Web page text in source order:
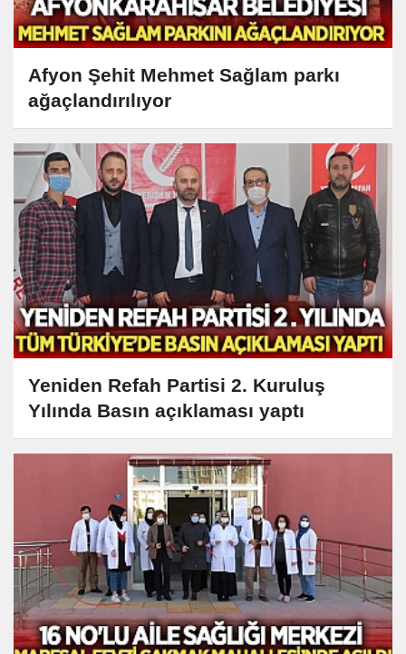
Afyon Şehit Mehmet Sağlam parkı
ağaçlandırılıyor
Yeniden Refah Partisi 2. Kuruluş
Yılında Basın açıklaması yaptı